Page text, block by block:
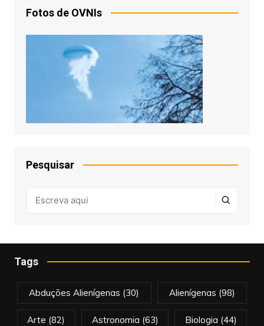
Fotos de OVNIs
Pesquisar
Tags
Abduções Alienígenas (30) Alienígenas (98)
Arte (82) Astronomia (63) Biologia (44)